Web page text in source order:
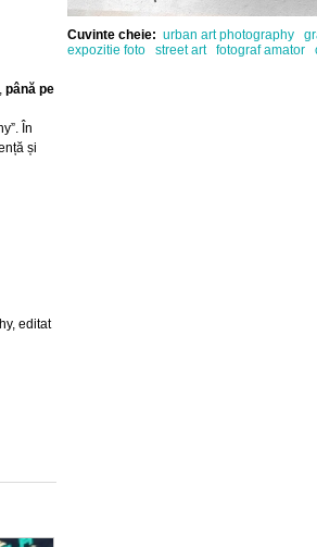
până pe
În
și
editat
Cuvinte cheie: urban art photography
expozitie foto
street art fotograf amator